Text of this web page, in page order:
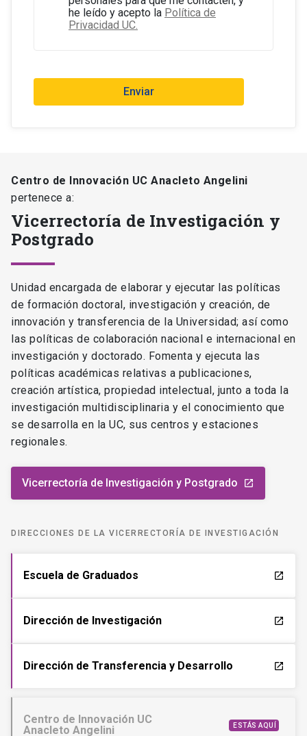
he leído y acepto la Política de
Privacidad UC.
Enviar
Centro de Innovación UC Anacleto Angelini
pertenece a:
Vicerrectoría de Investigación y
Postgrado
Unidad encargada de elaborar y ejecutar las políticas
de formación doctoral, investigación y creación, de
innovación y transferencia de la Universidad; así como
las políticas de colaboración nacional e internacional en
investigación y doctorado. Fomenta y ejecuta las
políticas académicas relativas a publicaciones,
creación artística, propiedad intelectual, junto a toda la
investigación multidisciplinaria y el conocimiento que
se desarrolla en la UC, sus centros y estaciones
regionales.
Vicerrectoría de Investigación y Postgrado launch
DIRECCIONES DE LA VICERRECTORÍA DE INVESTIGACIÓN
Escuela de Graduados launch
Dirección de Investigación launch
Dirección de Transferencia y Desarrollo launch
Centro de Innovación UC
Anacleto Angelini
ESTÁS AQUÍ